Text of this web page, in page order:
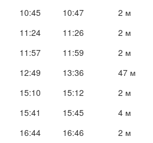
10:45 10:47
2 м
11:24 11:26
2 м
11:57 11:59
2 м
12:49 13:36
47 м
15:10 15:12
2 м
15:41 15:45
4 м
16:44 16:46
2 м